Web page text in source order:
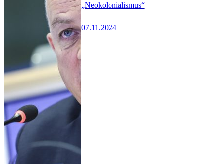
„Neokolonialismus“
07.11.2024